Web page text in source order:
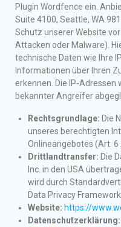
Plugin Wordfence ein.
Suite 4100, Seattle, WA
Schutz unserer Website
Attacken oder Malware).
technische Daten wie Ihre
Informationen über Ihren
erkennen. Die IP-
bekannter Angreifer
Rechtsgrundlage: Die
unseres berechtigten
Onlineangebotes (Art. 6
Drittlandtransfer: Die
Inc. in den USA
wird durch
Data Privacy
Website: https://
Datenschutzerklärung: